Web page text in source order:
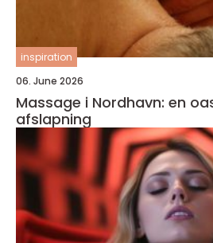
inspiration
06. June 2026
Massage i Nordhavn: en
afslapning